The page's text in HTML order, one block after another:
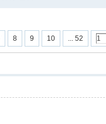
8 9 10 ... 52